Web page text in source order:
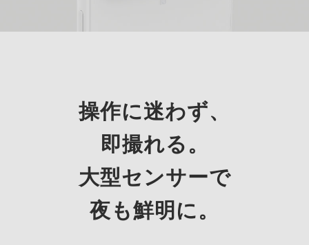
操作に迷わず、
即撮れる。
大型センサーで
夜も鮮明に。